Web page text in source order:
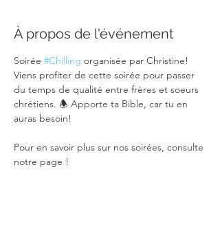
À propos de l'événement
Soirée #Chilling organisée par Christine!
Viens profiter de cette soirée pour passer
du temps de qualité entre frères et soeurs
chrétiens. 🕭 Apporte ta Bible, car tu en
auras besoin!
Pour en savoir plus sur nos soirées, consulte
notre page !